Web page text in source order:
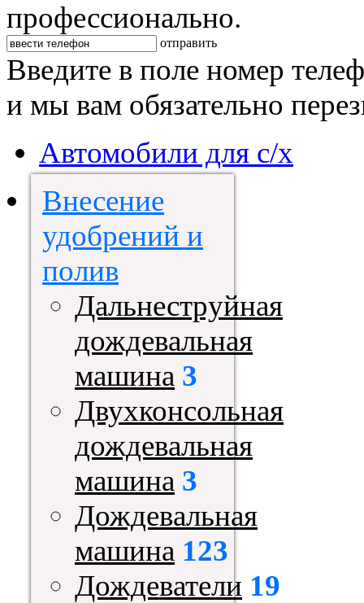
профессионально.
отправить
Введите в поле номер
и мы вам обязательно
Автомобили для с/х
Внесение
удобрений и
полив
Дальнеструйная
дождевальная
машина 3
Двухконсольная
дождевальная
машина 3
Дождевальная
машина 123
Дождеватели 19